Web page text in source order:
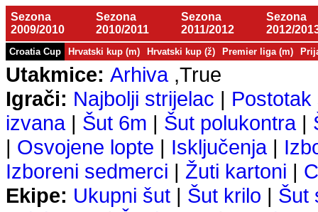
Sezona
2009/2010
Sezona
2010/2011
Sezona
2011/2012
Sezona
2012/
Croatia Cup Hrvatski kup (m) Hrvatski kup (ž) Premier liga (m)
Utakmice: Arhiva,True
Igrači: Najbolji strijelac | Postotak
izvana| Šut 6m | Šut polukontra|
| Osvojene lopte | Isključenja|
Izboreni sedmerci | Žuti kartoni |
Ekipe: Ukupni šut | Šut krilo | Šut